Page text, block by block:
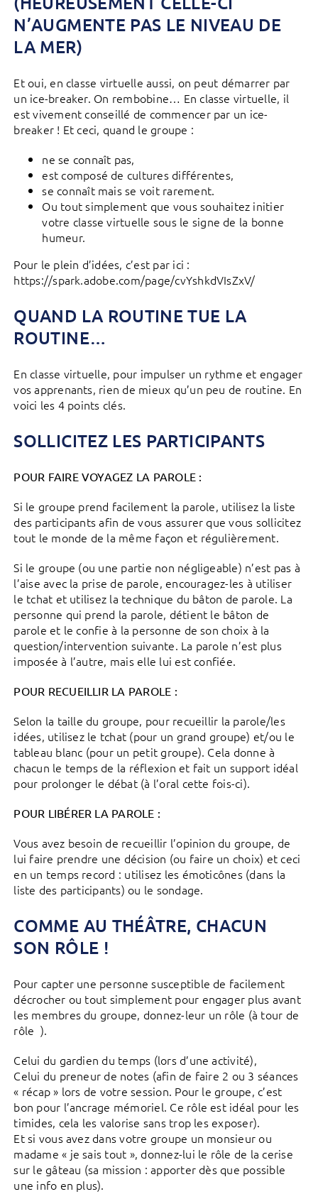
N’AUGMENTE PAS LE NIVEAU DE
LA MER)
Et oui, en classe virtuelle aussi, on peut démarrer par
un ice-breaker. On rembobine… En classe virtuelle, il
est vivement conseillé de commencer par un ice-
breaker ! Et ceci, quand le groupe :
ne se connaît pas,
est composé de cultures différentes,
se connaît mais se voit rarement.
Ou tout simplement que vous souhaitez initier
votre classe virtuelle sous le signe de la bonne
humeur.
Pour le plein d’idées, c’est par ici :
https://spark.adobe.com/page/cvYshkdVIsZxV/
QUAND LA ROUTINE TUE LA
ROUTINE…
En classe virtuelle, pour impulser un rythme et engager
vos apprenants, rien de mieux qu’un peu de routine. En
voici les 4 points clés.
SOLLICITEZ LES PARTICIPANTS
POUR FAIRE VOYAGEZ LA PAROLE :
Si le groupe prend facilement la parole, utilisez la liste
des participants afin de vous assurer que vous sollicitez
tout le monde de la même façon et régulièrement.
Si le groupe (ou une partie non négligeable) n’est pas à
l’aise avec la prise de parole, encouragez-les à utiliser
le tchat et utilisez la technique du bâton de parole. La
personne qui prend la parole, détient le bâton de
parole et le confie à la personne de son choix à la
question/intervention suivante. La parole n’est plus
imposée à l’autre, mais elle lui est confiée.
POUR RECUEILLIR LA PAROLE :
Selon la taille du groupe, pour recueillir la parole/les
idées, utilisez le tchat (pour un grand groupe) et/ou le
tableau blanc (pour un petit groupe). Cela donne à
chacun le temps de la réflexion et fait un support idéal
pour prolonger le débat (à l’oral cette fois-ci).
POUR LIBÉRER LA PAROLE :
Vous avez besoin de recueillir l’opinion du groupe, de
lui faire prendre une décision (ou faire un choix) et ceci
en un temps record : utilisez les émoticônes (dans la
liste des participants) ou le sondage.
COMME AU THÉÂTRE, CHACUN
SON RÔLE !
Pour capter une personne susceptible de facilement
décrocher ou tout simplement pour engager plus avant
les membres du groupe, donnez-leur un rôle (à tour de
rôle ).
Celui du gardien du temps (lors d’une activité),
Celui du preneur de notes (afin de faire 2 ou 3 séances
« récap » lors de votre session. Pour le groupe, c’est
bon pour l’ancrage mémoriel. Ce rôle est idéal pour les
timides, cela les valorise sans trop les exposer).
Et si vous avez dans votre groupe un monsieur ou
madame « je sais tout », donnez-lui le rôle de la cerise
sur le gâteau (sa mission : apporter dès que possible
une info en plus).